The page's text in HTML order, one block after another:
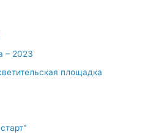
– 2023
площадка